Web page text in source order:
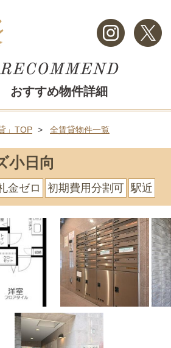
おすすめ物件詳細
」TOP 全賃貸物件一覧
小日向
金ゼロ 初期費用分割可 駅近